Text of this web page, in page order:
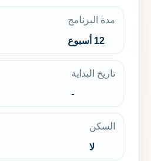
مدة البرنامج
12 أسبوع
تاريخ البداية
-
السكن
لا